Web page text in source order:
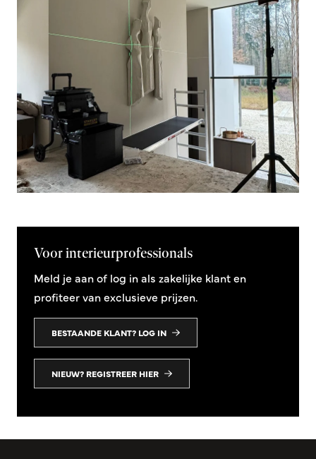
Voor interieurprofessionals
Meld je aan of log in als zakelijke klant en
profiteer van exclusieve prijzen.
BESTAANDE KLANT? LOG IN
NIEUW? REGISTREER HIER